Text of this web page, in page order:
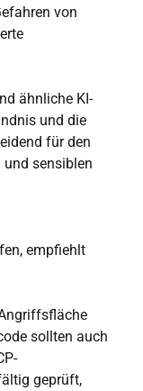
von
ähnliche KI-
und die
für den
sensiblen
empfiehlt
sollten auch
geprüft,